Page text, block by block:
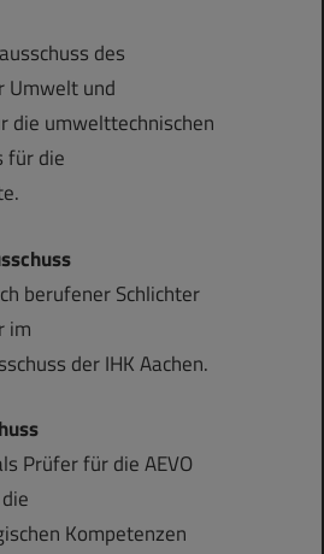
des
Umwelt und
die umwelttechnischen
für die
berufener Schlichter
im
der IHK Aachen.
Prüfer für die AEVO
Kompetenzen